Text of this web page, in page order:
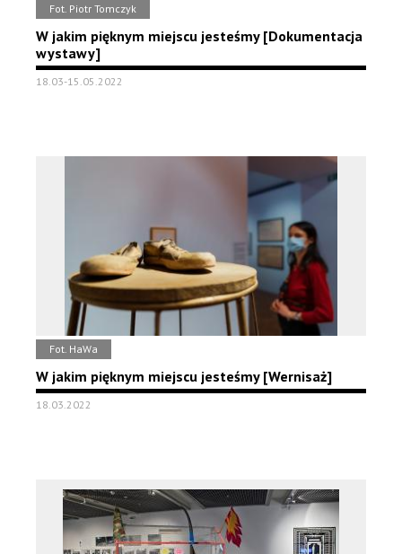
Fot. Piotr Tomczyk
W jakim pięknym miejscu jesteśmy [Dokumentacja
wystawy]
18.03-15.05.2022
Fot. HaWa
W jakim pięknym miejscu jesteśmy [Wernisaż]
18.03.2022